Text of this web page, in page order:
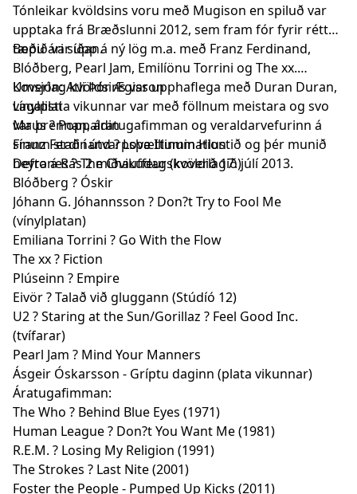
Tónleikar kvöldsins voru með Mugison en spiluð var
upptaka frá Bræðslunni 2012, sem fram fór fyrir rétt
tæpu ári síðan.
Boðið var upp á ný lög m.a. með Franz Ferdinand,
Blóðberg, Pearl Jam, Emilíönu Torrini og The xx.
Koverlag kvöldsins var upphaflega með Duran Duran,
vínylplata vikunnar var með föllnum meistara og svo
var þrennan, áratugafimman og veraldarvefurinn á
sínum stað í útvarpsþættinum Hlustið og þér munið
heyra á Rás 2 miðvikudagskvöldið 17. júlí 2013.
Umsjón: Atli Þór Ægisson
Lagalisti
Maus ? Poppaldin
Franz Ferdinand ? Love Illumination
Deftones ? The Chauffeur (koverlagið)
Blóðberg ? Óskir
Jóhann G. Jóhannsson ? Don?t Try to Fool Me
(vínylplatan)
Emiliana Torrini ? Go With the Flow
The xx ? Fiction
Plúseinn ? Empire
Eivör ? Talað við gluggann (Stúdíó 12)
U2 ? Staring at the Sun/Gorillaz ? Feel Good Inc.
(tvífarar)
Pearl Jam ? Mind Your Manners
Ásgeir Óskarsson - Gríptu daginn (plata vikunnar)
Áratugafimman:
The Who ? Behind Blue Eyes (1971)
Human League ? Don?t You Want Me (1981)
R.E.M. ? Losing My Religion (1991)
The Strokes ? Last Nite (2001)
Foster the People - Pumped Up Kicks (2011)